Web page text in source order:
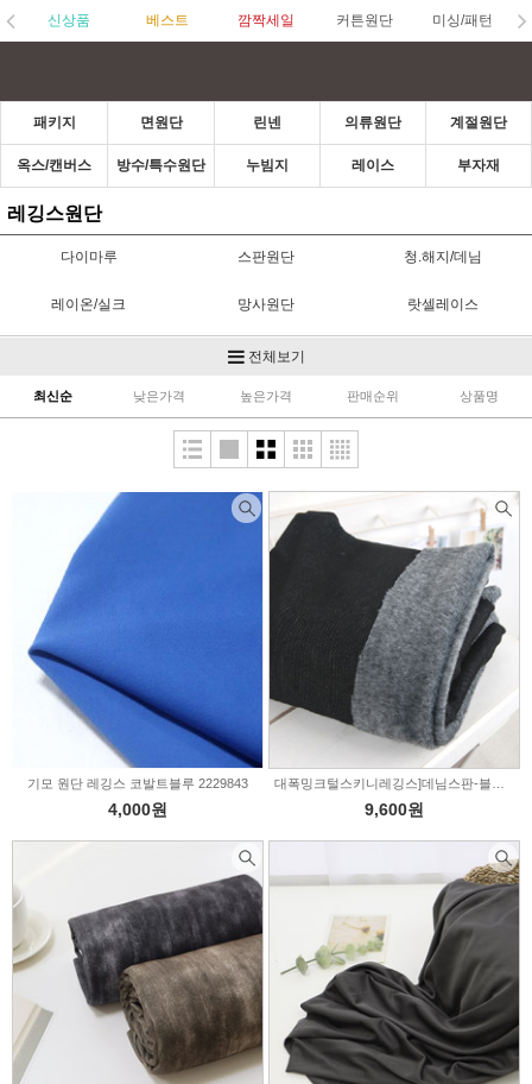
신상품 베스트 깜짝세일 커튼원단 미싱/패턴
패키지 면원단 린넨 의류원단 계절원단
옥스/캔버스 방수/특수원단 누빔지 레이스 부자재
레깅스원단
다이마루 스판원단 청.해지/데님
레이온/실크 망사원단 랏셀레이스
안감/다후다
공단원단 저지/분또 무대의상
니트
기능성원단 울/모직/양장지 트위드
레깅스원단 수영복원단 기타의류
패딩(누빔)/본딩
전체보기
최신순 낮은가격 높은가격 판매순위 상품명
기모 원단 레깅스 코발트블루 2229843
4,000원 9,600원